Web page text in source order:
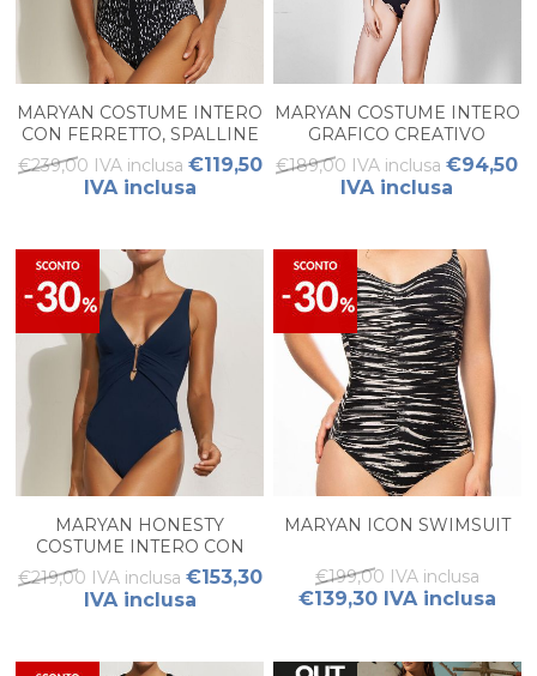
MARYAN COSTUME INTERO
CON FERRETTO, SPALLINE
LARGHE E VITA
ACCENTUATA
€239,00 IVA inclusa €119,50
IVA inclusa
MARYAN COSTUME INTERO
GRAFICO CREATIVO
ABSTRACTION
€189,00 IVA inclusa €94,50
IVA inclusa
MARYAN HONESTY
COSTUME INTERO CON
SCOLLO A V
€219,00 IVA inclusa €153,30
IVA inclusa
MARYAN ICON SWIMSUIT
€199,00 IVA inclusa
€139,30 IVA inclusa